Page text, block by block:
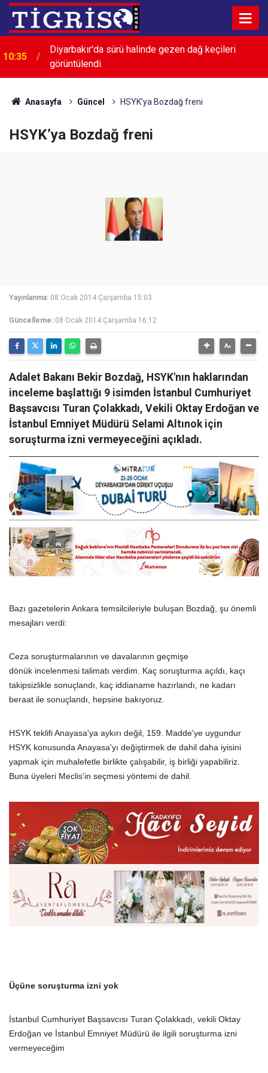
10:35
Diyarbakır'da sürü halinde gezen dağ keçileri
görüntülendi
Anasayfa Güncel HSYK’ya Bozdağ freni
HSYK’ya Bozdağ freni
Yayınlanma: 08 Ocak 2014 Çarşamba 15:03
Güncelleme: 08 Ocak 2014 Çarşamba 16:12
Adalet Bakanı Bekir Bozdağ, HSYK'nın haklarından
inceleme başlattığı 9 isimden İstanbul Cumhuriyet
Başsavcısı Turan Çolakkadı, Vekili Oktay Erdoğan ve
İstanbul Emniyet Müdürü Selami Altınok için
soruşturma izni vermeyeceğini açıkladı.
Bazı gazetelerin Ankara temsilcileriyle buluşan Bozdağ, şu önemli
mesajları verdi:
Ceza soruşturmalarının ve davalarının geçmişe
dönük incelenmesi talimatı verdim. Kaç soruşturma açıldı, kaçı
takipsizlikle sonuçlandı, kaç iddianame hazırlandı, ne kadarı
beraat ile sonuçlandı, hepsine bakıyoruz.
HSYK teklifi Anayasa'ya aykırı değil, 159. Madde'ye uygundur
HSYK konusunda Anayasa'yı değiştirmek de dahil daha iyisini
yapmak için muhalefetle birlikte çalışabilir, iş birliği yapabiliriz.
Buna üyeleri Meclis'in seçmesi yöntemi de dahil.
Üçüne soruşturma izni yok
İstanbul Cumhuriyet Başsavcısı Turan Çolakkadı, vekili Oktay
Erdoğan ve İstanbul Emniyet Müdürü ile ilgili soruşturma izni
vermeyeceğim